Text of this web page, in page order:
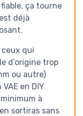
ça tourne
déjà
ceux qui
d’origine trop
ou autre)
en DIY
à
sortiras sans